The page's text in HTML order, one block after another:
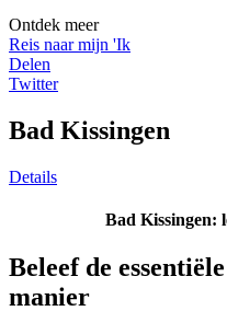
Ontdek meer
Reis naar mijn 'Ik
Delen
Twitter
Bad Kissingen
Details
Bad Kissingen:
Beleef de
manier